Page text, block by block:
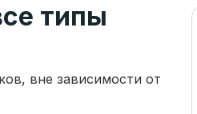
типы
вне зависимости от